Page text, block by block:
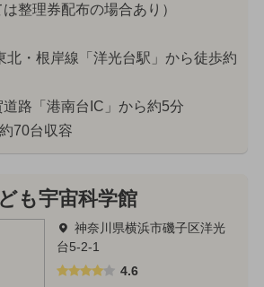
は整理券配布の場合あり）
北・根岸線「洋光台駅」から徒歩約
道路「港南台IC」から約5分
70台収容
も宇宙科学館
神奈川県横浜市磯子区洋光
台5-2-1
4.6